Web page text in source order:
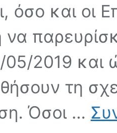
όσο και οι
05/2019 και
τη
Όσοι …